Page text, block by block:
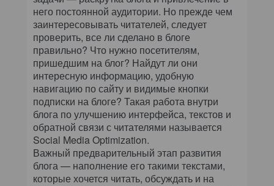
него постоянной аудитории. Но прежде чем
заинтересовывать читателей, следует
проверить, все ли сделано в блоге
правильно? Что нужно посетителям,
пришедшим на блог? Найдут ли они
интересную информацию, удобную
навигацию по сайту и видимые кнопки
подписки на блоге? Такая работа внутри
блога по улучшению интерфейса, текстов и
обратной связи с читателями называется
Social Media Optimization.
Важный предварительный этап развития
блога — наполнение его такими текстами,
которые хочется читать, обсуждать и на